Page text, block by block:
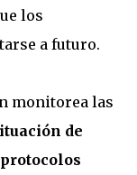
los
a futuro.
monitorea las
de